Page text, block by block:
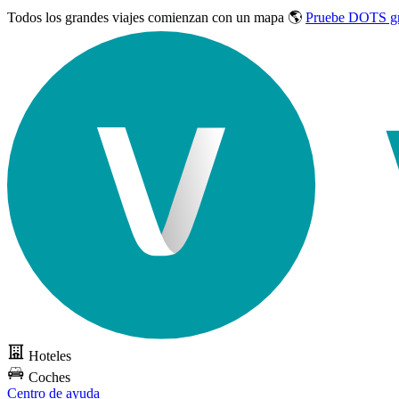
Todos los grandes viajes comienzan con un mapa 🌎 Pruebe DOTS
Hoteles
Coches
Centro de ayuda